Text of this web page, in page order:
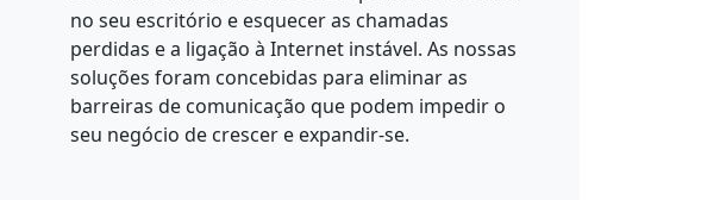
no seu escritório e esquecer as chamadas
perdidas e a ligação à Internet instável. As nossas
soluções foram concebidas para eliminar as
barreiras de comunicação que podem impedir o
seu negócio de crescer e expandir-se.